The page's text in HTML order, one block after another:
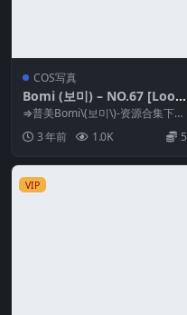
COS写真
Bomi (보미) – NO.67 [Looz
y] Girlgroup Yanos (+S.Ve
r) [90P-1.84GB]
⇒普美Bomi\(보미\)-资源合集下载
称」：Bo...
3 年前 1.0K 5
VIP